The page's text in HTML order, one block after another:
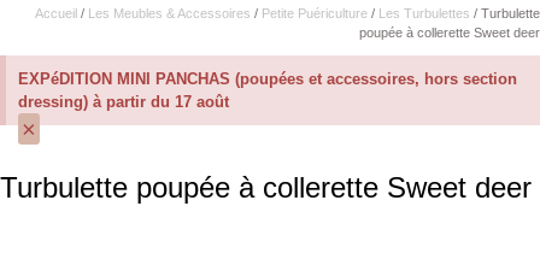
Accueil / Les Meubles & Accessoires / Petite Puériculture / Les Turbulettes / Turbulette
poupée à collerette Sweet deer
EXPéDITION MINI PANCHAS (poupées et accessoires, hors section
dressing) à partir du 17 août
×
Turbulette poupée à collerette Sweet deer